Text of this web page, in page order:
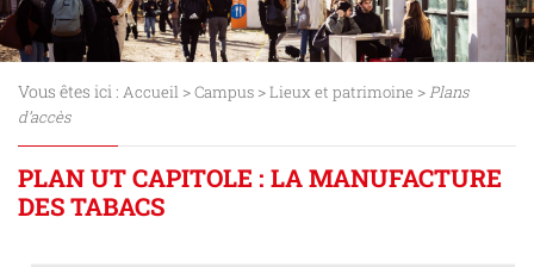
Vous êtes ici : Accueil >Campus >Lieux et patrimoine >Plans
d’accès
PLAN UT CAPITOLE : LA MANUFACTURE
DES TABACS